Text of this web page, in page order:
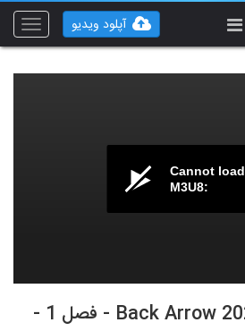
Toggle
آپلود ویدیو
Cannot load
M3U8:
انیمیشن بک ارو Back Arrow 2021 - فصل 1 -